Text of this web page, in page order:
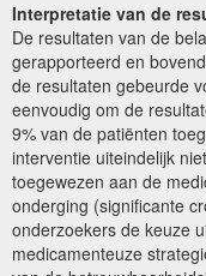
Interpretatie van de
De resultaten van de
gerapporteerd en
de resultaten gebeurde
eenvoudig om de
9% van de patiënten
interventie uiteindelijk
toegewezen aan de
onderging (significante
onderzoekers de keuze
medicamenteuze